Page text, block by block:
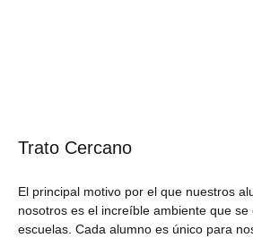
Trato Cercano
El principal motivo por el que nuestros
nosotros es el increíble ambiente que
escuelas. Cada alumno es único para